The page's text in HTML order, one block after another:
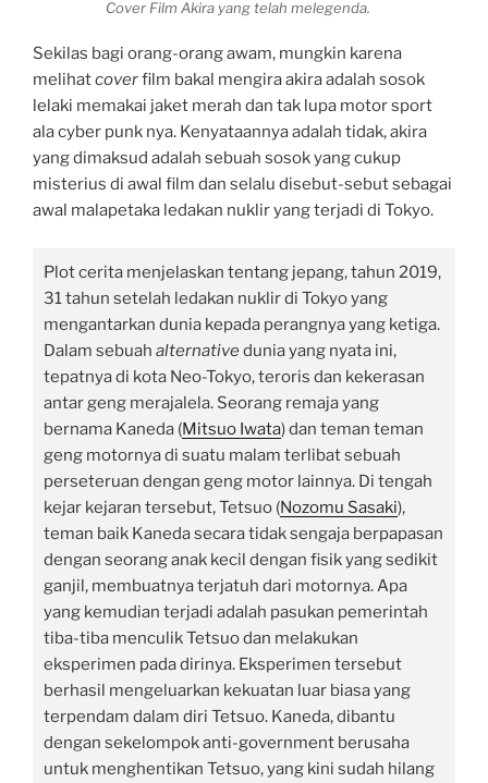
Cover Film Akira yang telah melegenda.
Sekilas bagi orang-orang awam, mungkin karena
melihatcoverfilm bakal mengira akira adalah sosok
lelaki memakai jaket merah dan tak lupa motor sport
ala cyber punk nya. Kenyataannya adalah tidak, akira
yang dimaksud adalah sebuah sosok yang cukup
misterius di awal film dan selalu disebut-sebut sebagai
awal malapetaka ledakan nuklir yang terjadi di Tokyo.
Plot cerita menjelaskan tentang jepang, tahun 2019,
31 tahun setelah ledakan nuklir di Tokyo yang
mengantarkan dunia kepada perangnya yang ketiga.
Dalam sebuah alternativedunia yang nyata ini,
tepatnya di kota Neo-Tokyo, teroris dan kekerasan
antar geng merajalela. Seorang remaja yang
bernama Kaneda (Mitsuo Iwata) dan teman teman
geng motornya di suatu malam terlibat sebuah
perseteruan dengan geng motor lainnya. Di tengah
kejar kejaran tersebut, Tetsuo (Nozomu Sasaki),
teman baik Kaneda secara tidak sengaja berpapasan
dengan seorang anak kecil dengan fisik yang sedikit
ganjil, membuatnya terjatuh dari motornya. Apa
yang kemudian terjadi adalah pasukan pemerintah
tiba-tiba menculik Tetsuo dan melakukan
eksperimen pada dirinya. Eksperimen tersebut
berhasil mengeluarkan kekuatan luar biasa yang
terpendam dalam diri Tetsuo. Kaneda, dibantu
dengan sekelompok anti-government berusaha
untuk menghentikan Tetsuo, yang kini sudah hilang